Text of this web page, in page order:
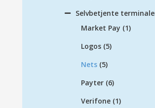
Selvbetjente
Market Pay (1)
Logos (5)
Nets (5)
Payter (6)
Verifone (1)